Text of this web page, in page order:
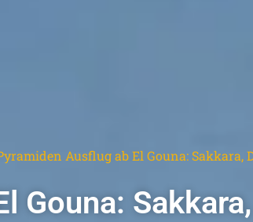
Ausflug ab El Gouna:
Gouna: